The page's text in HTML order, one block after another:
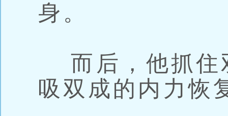
身。
而后，他抓住
吸双成的内力恢